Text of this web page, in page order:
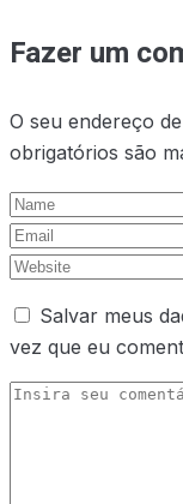
Fazer um
O seu endereço
obrigatórios são
Salvar meus
vez que eu